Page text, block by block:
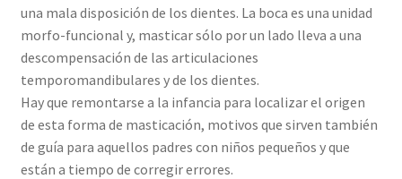
una mala disposición de los dientes. La boca es una unidad
morfo-funcional y, masticar sólo por un lado lleva a una
descompensación de las articulaciones
temporomandibulares y de los dientes.
Hay que remontarse a la infancia para localizar el origen
de esta forma de masticación, motivos que sirven también
de guía para aquellos padres con niños pequeños y que
están a tiempo de corregir errores.